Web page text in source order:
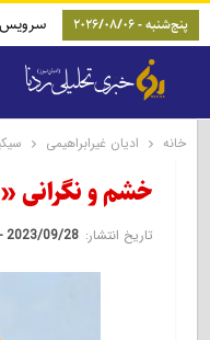
پنج‌شنبه - 2026/08/06 سرویس
خانه ادیان غیرابراهیمی
خشم و نگرانی
تاریخ انتشار: 2023/09/28 - 12:25 ب.ظ